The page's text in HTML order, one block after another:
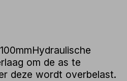
om de as te
deze wordt overbelast.